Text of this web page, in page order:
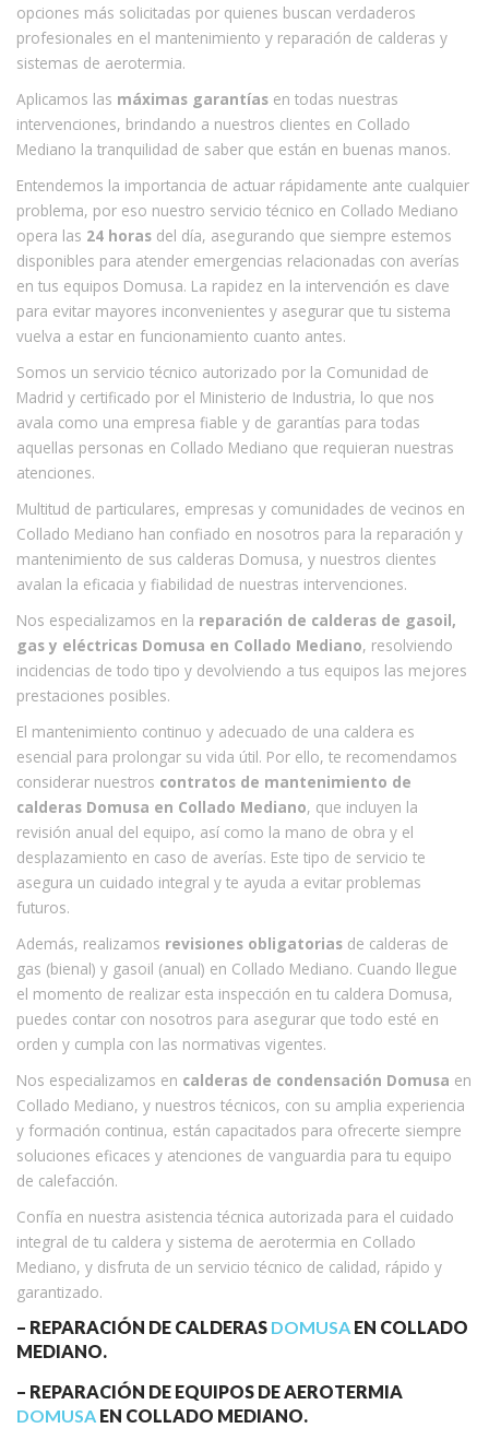
opciones más solicitadas por quienes buscan verdaderos
profesionales en el mantenimiento y reparación de calderas y
sistemas de aerotermia.
Aplicamos las máximas garantías en todas nuestras
intervenciones, brindando a nuestros clientes en Collado
Mediano la tranquilidad de saber que están en buenas manos.
Entendemos la importancia de actuar rápidamente ante cualquier
problema, por eso nuestro servicio técnico en Collado Mediano
opera las 24 horas del día, asegurando que siempre estemos
disponibles para atender emergencias relacionadas con averías
en tus equipos Domusa. La rapidez en la intervención es clave
para evitar mayores inconvenientes y asegurar que tu sistema
vuelva a estar en funcionamiento cuanto antes.
Somos un servicio técnico autorizado por la Comunidad de
Madrid y certificado por el Ministerio de Industria, lo que nos
avala como una empresa fiable y de garantías para todas
aquellas personas en Collado Mediano que requieran nuestras
atenciones.
Multitud de particulares, empresas y comunidades de vecinos en
Collado Mediano han confiado en nosotros para la reparación y
mantenimiento de sus calderas Domusa, y nuestros clientes
avalan la eficacia y fiabilidad de nuestras intervenciones.
Nos especializamos en la reparación de calderas de gasoil,
gas y eléctricas Domusa en Collado Mediano, resolviendo
incidencias de todo tipo y devolviendo a tus equipos las mejores
prestaciones posibles.
El mantenimiento continuo y adecuado de una caldera es
esencial para prolongar su vida útil. Por ello, te recomendamos
considerar nuestros contratos de mantenimiento de
calderas Domusa en Collado Mediano, que incluyen la
revisión anual del equipo, así como la mano de obra y el
desplazamiento en caso de averías. Este tipo de servicio te
asegura un cuidado integral y te ayuda a evitar problemas
futuros.
Además, realizamos revisiones obligatorias de calderas de
gas (bienal) y gasoil (anual) en Collado Mediano. Cuando llegue
el momento de realizar esta inspección en tu caldera Domusa,
puedes contar con nosotros para asegurar que todo esté en
orden y cumpla con las normativas vigentes.
Nos especializamos en calderas de condensación Domusa en
Collado Mediano, y nuestros técnicos, con su amplia experiencia
y formación continua, están capacitados para ofrecerte siempre
soluciones eficaces y atenciones de vanguardia para tu equipo
de calefacción.
Confía en nuestra asistencia técnica autorizada para el cuidado
integral de tu caldera y sistema de aerotermia en Collado
Mediano, y disfruta de un servicio técnico de calidad, rápido y
garantizado.
– REPARACIÓN DE CALDERAS DOMUSA EN COLLADO
MEDIANO.
– REPARACIÓN DE EQUIPOS DE AEROTERMIA
DOMUSA EN COLLADO MEDIANO.